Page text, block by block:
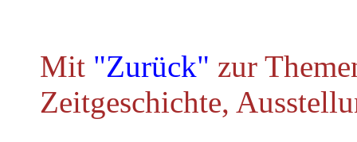
Mit "Zurück" zur
Zeitgeschichte,